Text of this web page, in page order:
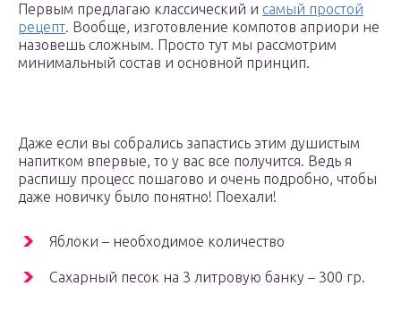
Первым предлагаю классический и самый простой
рецепт. Вообще, изготовление компотов априори не
назовешь сложным. Просто тут мы рассмотрим
минимальный состав и основной принцип.
Даже если вы собрались запастись этим душистым
напитком впервые, то у вас все получится. Ведь я
распишу процесс пошагово и очень подробно, чтобы
даже новичку было понятно! Поехали!
Яблоки – необходимое количество
Сахарный песок на 3 литровую банку – 300 гр.